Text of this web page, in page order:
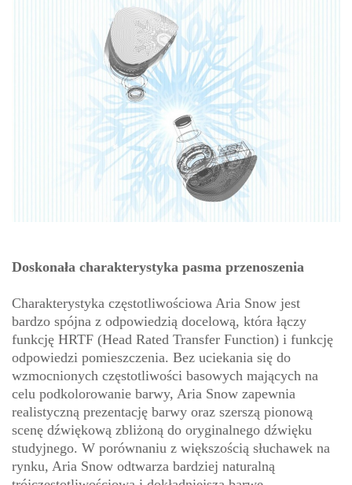
Doskonała charakterystyka pasma przenoszenia
Charakterystyka częstotliwościowa Aria Snow jest
bardzo spójna z odpowiedzią docelową, która łączy
funkcję HRTF (Head Rated Transfer Function) i funkcję
odpowiedzi pomieszczenia. Bez uciekania się do
wzmocnionych częstotliwości basowych mających na
celu podkolorowanie barwy, Aria Snow zapewnia
realistyczną prezentację barwy oraz szerszą pionową
scenę dźwiękową zbliżoną do oryginalnego dźwięku
studyjnego. W porównaniu z większością słuchawek na
rynku, Aria Snow odtwarza bardziej naturalną